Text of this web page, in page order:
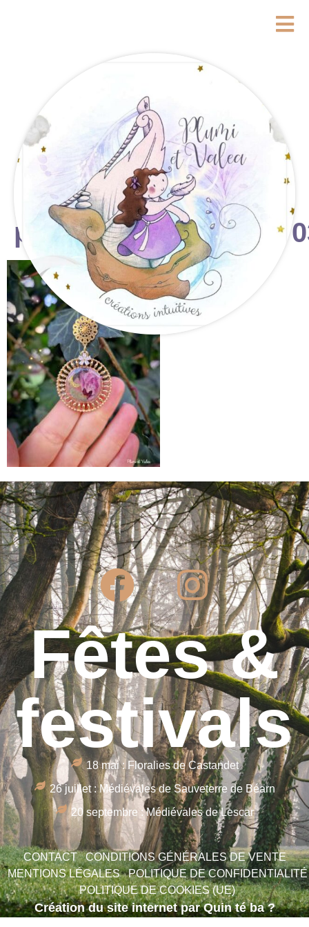
Fêtes &
festivals
18 mai : Floralies de Castandet
26 juillet : Médiévales de Sauveterre de Béarn
20 septembre : Médiévales de Lescar
CONTACT
CONDITIONS GÉNÉRALES DE VENTE
MENTIONS LÉGALES
POLITIQUE DE CONFIDENTIALITÉ
POLITIQUE DE COOKIES (UE)
Création du site internet par Quin té ba ?